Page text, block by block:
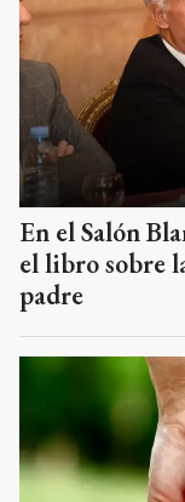
En el Salón
el libro sobre
padre